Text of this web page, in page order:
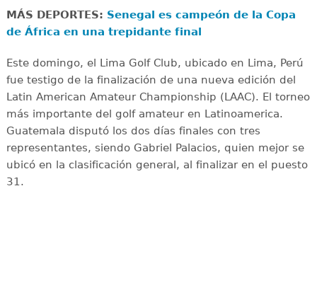
MÁS DEPORTES: Senegal es campeón de la Copa
de África en una trepidante final
Este domingo, el Lima Golf Club, ubicado en Lima, Perú
fue testigo de la finalización de una nueva edición del
Latin American Amateur Championship (LAAC). El torneo
más importante del golf amateur en Latinoamerica.
Guatemala disputó los dos días finales con tres
representantes, siendo Gabriel Palacios, quien mejor se
ubicó en la clasificación general, al finalizar en el puesto
31.